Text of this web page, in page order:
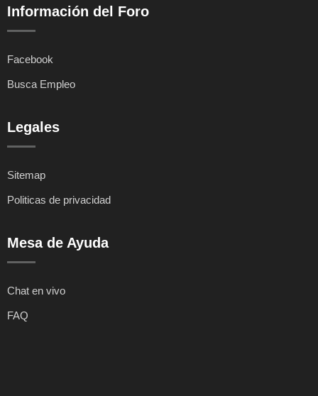
Información del Foro
Facebook
Busca Empleo
Legales
Sitemap
Politicas de privacidad
Mesa de Ayuda
Chat en vivo
FAQ